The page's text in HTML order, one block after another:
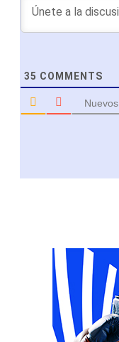
35 COMMENTS
Nuevos